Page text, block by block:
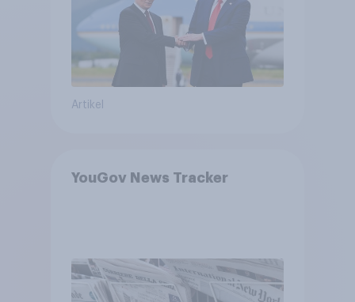
bewerten
Artikel
YouGov News Tracker